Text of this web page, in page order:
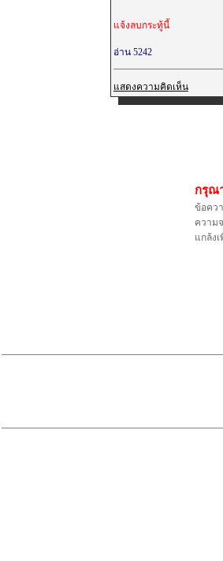
แจ้งลบกระทู้นี้
อ่าน 5242
แสดงความคิดเห็น
กรุณ
ข้อคว
ความ
แกล้ง